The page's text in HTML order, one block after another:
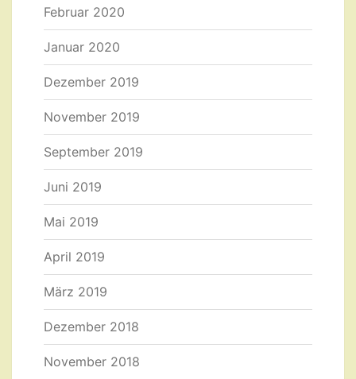
Februar 2020
Januar 2020
Dezember 2019
November 2019
September 2019
Juni 2019
Mai 2019
April 2019
März 2019
Dezember 2018
November 2018